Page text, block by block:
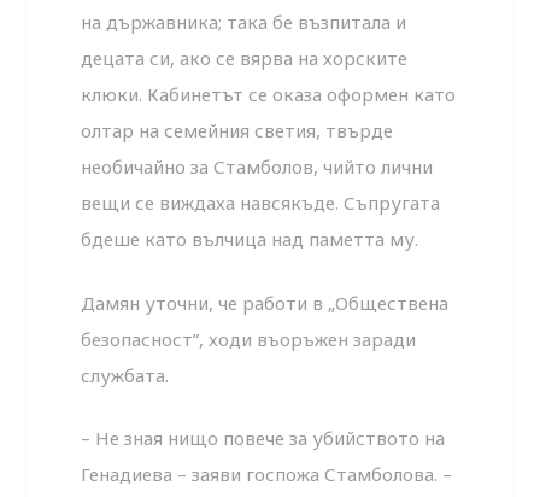
на държавника; така бе възпитала и
децата си, ако се вярва на хорските
клюки. Кабинетът се оказа оформен като
олтар на семейния светия, твърде
необичайно за Стамболов, чийто лични
вещи се виждаха навсякъде. Съпругата
бдеше като вълчица над паметта му.
Дамян уточни, че работи в „Обществена
безопасност”, ходи въоръжен заради
службата.
– Не зная нищо повече за убийството на
Генадиева – заяви госпожа Стамболова. –